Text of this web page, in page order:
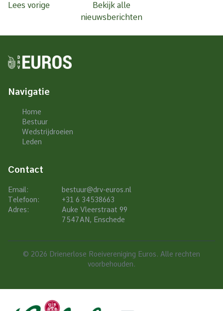
Lees vorige
Bekijk alle
nieuwsberichten
Navigatie
Home
Bestuur
Wedstrijdroeien
Leden
Contact
Email:
Telefoon:
Adres:
bestuur@drv-euros.nl
+31 6 34538663
Auke Vleerstraat 99
7547AN, Enschede
© 2026 Drienerlose Roeivereniging Euros. Alle rechten
voorbehouden.